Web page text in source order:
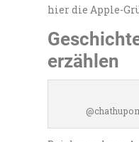
hier die Apple-
erzählen